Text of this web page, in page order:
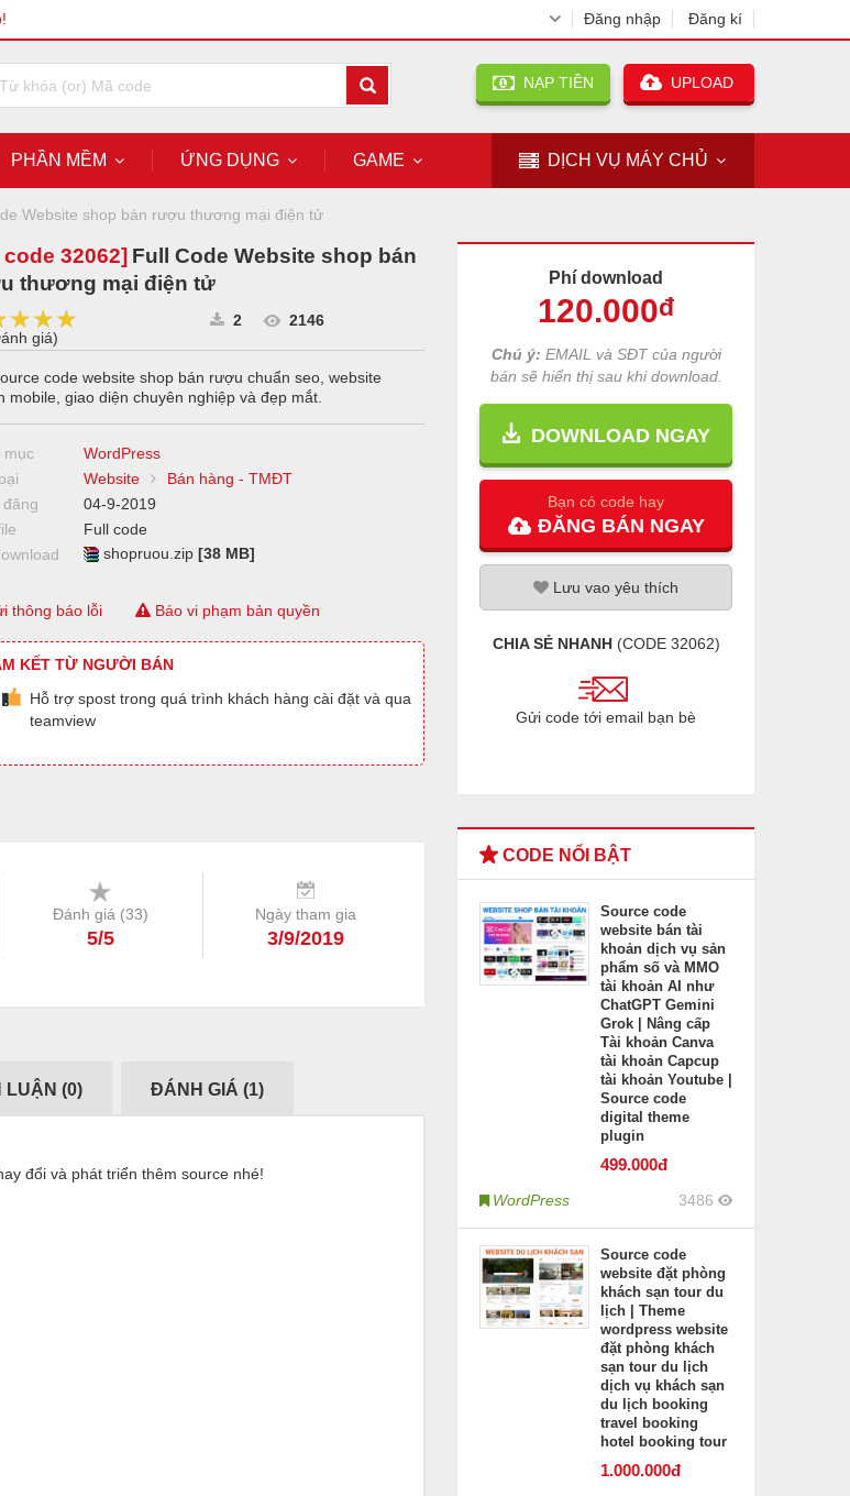
Đăng nhập Đăng kí
NẠP TIỀN UPLOAD
PHẦN MỀM ỨNG DỤNG GAME DỊCH VỤ MÁY CHỦ
Website shop bán rượu thương mại điện tử
code 32062] Full Code Website shop bán
thương mại điện tử
giá)
2 2146
code website shop bán rượu chuẩn seo, website
mobile, giao diện chuyên nghiệp và đẹp mắt.
mục
WordPress
Website
Bán hàng - TMĐT
đăng
04-9-2019
Full code
shopruou.zip [38 MB]
thông báo lỗi Báo vi phạm bản quyền
KẾT TỪ NGƯỜI BÁN
Hỗ trợ spost trong quá trình khách hàng cài đặt và qua
teamview
Đánh giá (33)
5/5
Ngày tham gia
3/9/2019
LUẬN (0) ĐÁNH GIÁ (1)
đổi và phát triển thêm source nhé!
Phí download
120.000đ
Chú ý: EMAIL và SĐT của người
bán sẽ hiển thị sau khi download.
DOWNLOAD NGAY
Bạn có code hay
ĐĂNG BÁN NGAY
Lưu vao yêu thích
CHIA SẺ NHANH(CODE 32062)
Gửi code tới email bạn bè
CODE NỔI BẬT
Source code
website bán tài
khoản dịch vụ sản
phẩm số và MMO
tài khoản AI như
ChatGPT Gemini
Grok | Nâng cấp
Tài khoản Canva
tài khoản Capcup
tài khoản Youtube |
Source code
digital theme
plugin
499.000đ
WordPress 3486
Source code
website đặt phòng
khách sạn tour du
lịch | Theme
wordpress website
đặt phòng khách
sạn tour du lịch
dịch vụ khách sạn
du lịch booking
travel booking
hotel booking tour
1.000.000đ